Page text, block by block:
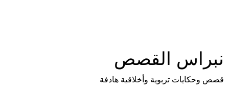
نبراس القصص
قصص وحكايات تربوية وأخلاقية هادفة